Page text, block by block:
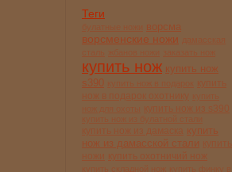
Теги
ворсма
ворсменские ножи
купить нож купить нож
s390
купить
нож из дамасской стали
купить охотничий нож